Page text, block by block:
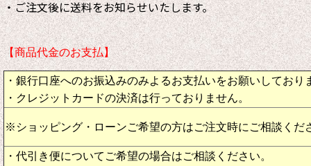
・ご注文後に送料をお知らせいたします。
【商品代金のお支払】
・銀行口座へのお振込みのみよるお支払いをお願いしており
・クレジットカードの決済は行っておりません。
※ショッピング・ローンご希望の方はご注文時にご相談くだ
・代引き便についてご希望の場合はご相談ください。